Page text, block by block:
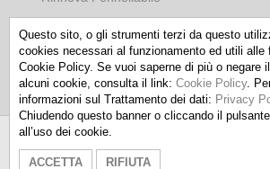
Talken Color S.r.l.
Questo sito, o gli strumenti terzi da questo
cookies necessari al funzionamento ed utili alle
Cookie Policy. Se vuoi saperne di più o negare
alcuni cookie, consulta il link: Cookie Policy.
informazioni sul Trattamento dei dati: Privacy
Chiudendo questo banner o cliccando il
all’uso dei cookie.
ACCETTA RIFIUTA